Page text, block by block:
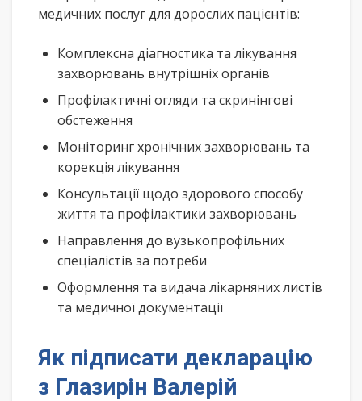
медичних послуг для дорослих пацієнтів:
Комплексна діагностика та лікування
захворювань внутрішніх органів
Профілактичні огляди та скринінгові
обстеження
Моніторинг хронічних захворювань та
корекція лікування
Консультації щодо здорового способу
життя та профілактики захворювань
Направлення до вузькопрофільних
спеціалістів за потреби
Оформлення та видача лікарняних листів
та медичної документації
Як підписати декларацію
з Глазирін Валерій